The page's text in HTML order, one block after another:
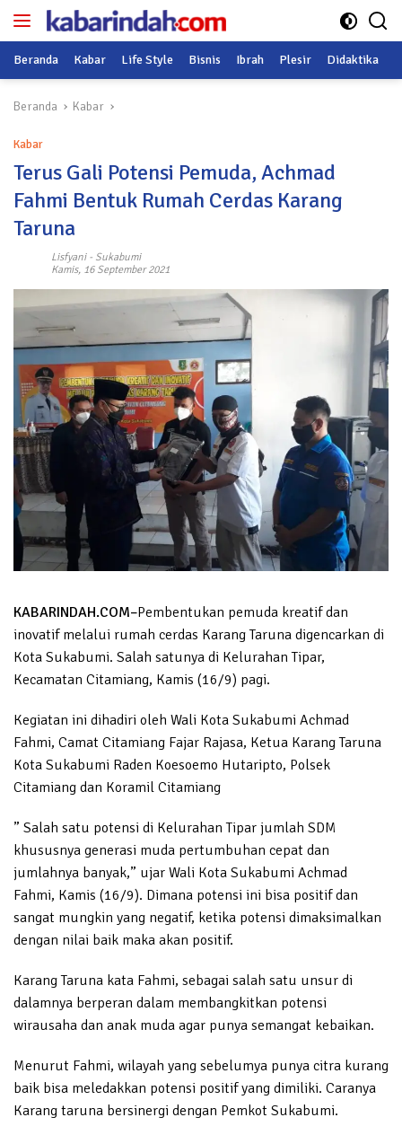
Langsung
Beranda Kabar Life Style Bisnis Ibrah Plesir Didaktika
Beranda Kabar
Kabar
Terus Gali Potensi Pemuda, Achmad
Fahmi Bentuk Rumah Cerdas Karang
Taruna
Lisfyani- Sukabumi
Kamis, 16 September 2021
KABARINDAH.COM–Pembentukan pemuda kreatif dan
inovatif melalui rumah cerdas Karang Taruna digencarkan di
Kota Sukabumi. Salah satunya di Kelurahan Tipar,
Kecamatan Citamiang, Kamis (16/9) pagi.
Kegiatan ini dihadiri oleh Wali Kota Sukabumi Achmad
Fahmi, Camat Citamiang Fajar Rajasa, Ketua Karang Taruna
Kota Sukabumi Raden Koesoemo Hutaripto, Polsek
Citamiang dan Koramil Citamiang
” Salah satu potensi di Kelurahan Tipar jumlah SDM
khususnya generasi muda pertumbuhan cepat dan
jumlahnya banyak,” ujar Wali Kota Sukabumi Achmad
Fahmi, Kamis (16/9). Dimana potensi ini bisa positif dan
sangat mungkin yang negatif, ketika potensi dimaksimalkan
dengan nilai baik maka akan positif.
Karang Taruna kata Fahmi, sebagai salah satu unsur di
dalamnya berperan dalam membangkitkan potensi
wirausaha dan anak muda agar punya semangat kebaikan.
Menurut Fahmi, wilayah yang sebelumya punya citra kurang
baik bisa meledakkan potensi positif yang dimiliki. Caranya
Karang taruna bersinergi dengan Pemkot Sukabumi.